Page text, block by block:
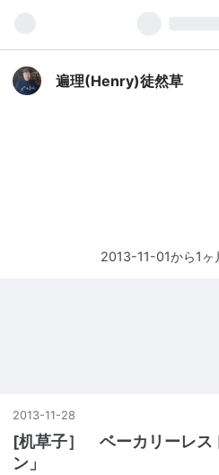
遍理(Henry)徒然草
2013-11-01から1ヶ
2013-11 -28
[机草子］ ベーカリーレ
ン」